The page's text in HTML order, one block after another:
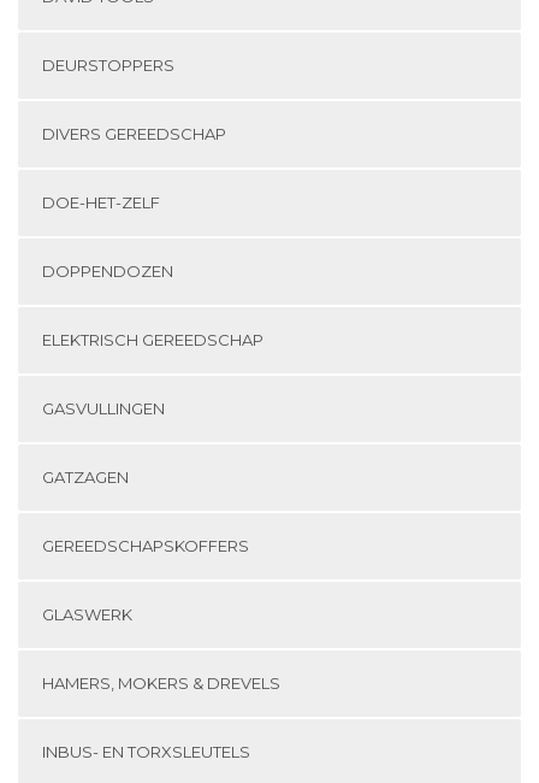
DEURSTOPPERS
DIVERS GEREEDSCHAP
DOE-HET-ZELF
DOPPENDOZEN
ELEKTRISCH GEREEDSCHAP
GASVULLINGEN
GATZAGEN
GEREEDSCHAPSKOFFERS
GLASWERK
HAMERS, MOKERS & DREVELS
INBUS- EN TORXSLEUTELS